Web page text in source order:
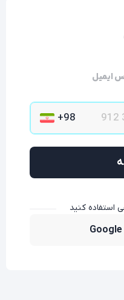
ایمیل
استفاده کنید